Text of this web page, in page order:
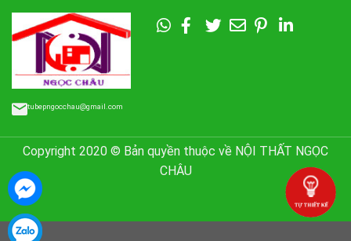
tubepngocchau@gmail.com
Copyright 2020 © Bản quyền thuộc về NỘI THẤT NGỌC
CHÂU